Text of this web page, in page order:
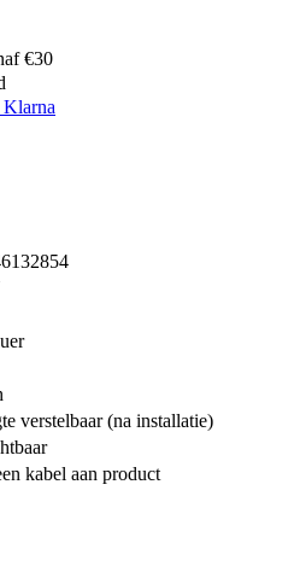
€30
Klarna
verstelbaar (na installatie)
kabel aan product